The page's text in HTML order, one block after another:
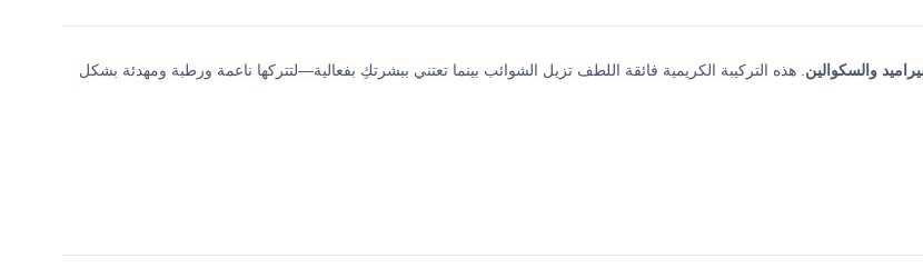
والسكوالين . هذه التركيبة الكريمية فائقة اللطف تزيل الشوائب بينما تعتني ببشرتكِ بفعالية—لتتركها ناعمة ورطبة ومهدئة بشكل